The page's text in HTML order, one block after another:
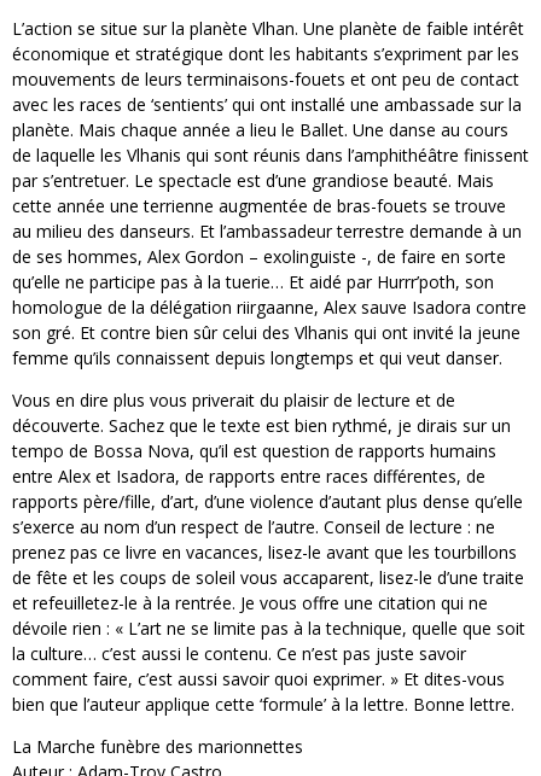
L’action se situe sur la planète Vlhan. Une planète de faible intérêt
économique et stratégique dont les habitants s’expriment par les
mouvements de leurs terminaisons-fouets et ont peu de contact
avec les races de ‘sentients’ qui ont installé une ambassade sur la
planète. Mais chaque année a lieu le Ballet. Une danse au cours
de laquelle les Vlhanis qui sont réunis dans l’amphithéâtre finissent
par s’entretuer. Le spectacle est d’une grandiose beauté. Mais
cette année une terrienne augmentée de bras-fouets se trouve
au milieu des danseurs. Et l’ambassadeur terrestre demande à un
de ses hommes, Alex Gordon – exolinguiste -, de faire en sorte
qu’elle ne participe pas à la tuerie… Et aidé par Hurrr’poth, son
homologue de la délégation riirgaanne, Alex sauve Isadora contre
son gré. Et contre bien sûr celui des Vlhanis qui ont invité la jeune
femme qu’ils connaissent depuis longtemps et qui veut danser.
Vous en dire plus vous priverait du plaisir de lecture et de
découverte. Sachez que le texte est bien rythmé, je dirais sur un
tempo de Bossa Nova, qu’il est question de rapports humains
entre Alex et Isadora, de rapports entre races différentes, de
rapports père/fille, d’art, d’une violence d’autant plus dense qu’elle
s’exerce au nom d’un respect de l’autre. Conseil de lecture : ne
prenez pas ce livre en vacances, lisez-le avant que les tourbillons
de fête et les coups de soleil vous accaparent, lisez-le d’une traite
et refeuilletez-le à la rentrée. Je vous offre une citation qui ne
dévoile rien : « L’art ne se limite pas à la technique, quelle que soit
la culture… c’est aussi le contenu. Ce n’est pas juste savoir
comment faire, c’est aussi savoir quoi exprimer. » Et dites-vous
bien que l’auteur applique cette ‘formule’ à la lettre. Bonne lettre.
La Marche funèbre des marionnettes